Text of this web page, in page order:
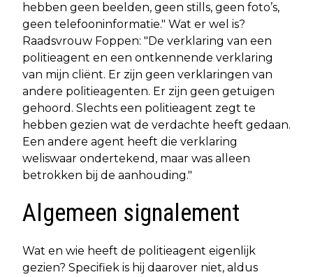
hebben geen beelden, geen stills, geen foto’s,
geen telefooninformatie." Wat er wel is?
Raadsvrouw Foppen: "De verklaring van een
politieagent en een ontkennende verklaring
van mijn cliënt. Er zijn geen verklaringen van
andere politieagenten. Er zijn geen getuigen
gehoord. Slechts een politieagent zegt te
hebben gezien wat de verdachte heeft gedaan.
Een andere agent heeft die verklaring
weliswaar ondertekend, maar was alleen
betrokken bij de aanhouding."
Algemeen signalement
Wat en wie heeft de politieagent eigenlijk
gezien? Specifiek is hij daarover niet, aldus